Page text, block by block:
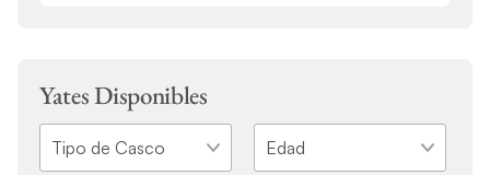
Yates Disponibles